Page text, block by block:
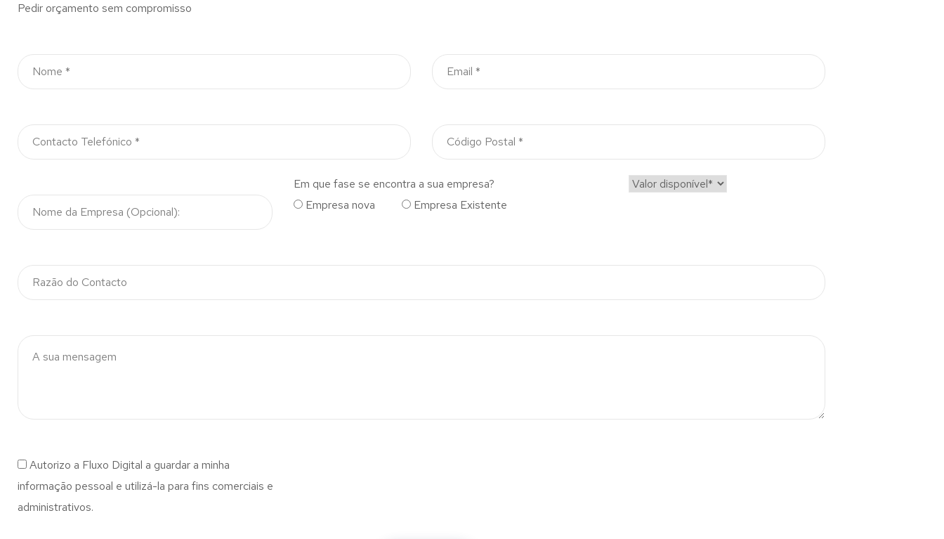
Pedir orçamento sem compromisso
Em que fase se encontra a sua empresa?
Empresa nova
Empresa Existente
Autorizo a Fluxo Digital a guardar a minha
informação pessoal e utilizá-la para fins comerciais e
administrativos.